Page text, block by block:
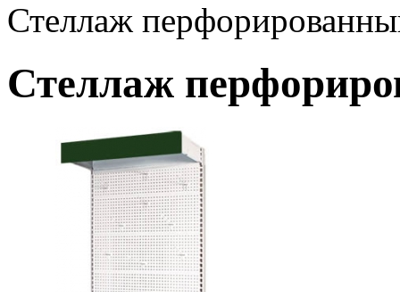
Стеллаж
Стеллаж